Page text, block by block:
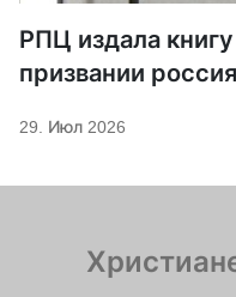
РПЦ издала
призвании
29. Июл 2026